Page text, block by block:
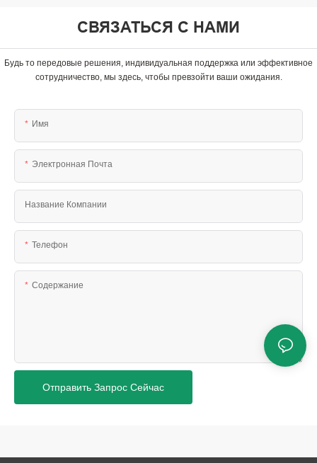
СВЯЗАТЬСЯ С НАМИ
Будь то передовые решения, индивидуальная поддержка или эффективное
сотрудничество, мы здесь, чтобы превзойти ваши ожидания.
Имя
Электронная Почта
Название Компании
Телефон
Содержание
Отправить Запрос Сейчас